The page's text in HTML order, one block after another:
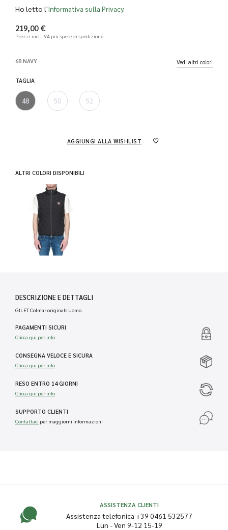
Ho letto l'Informativa sulla Privacy.
219,00 €
Prezzi incl. IVA più spese di spedizione
68 NAVY Vedi altri colori
TAGLIA
48 50 52
AGGIUNGI ALLA WISHLIST
ALTRI COLORI DISPONIBILI
DESCRIZIONE E DETTAGLI
GILET Colmar originals Uomo
PAGAMENTI SICURI
Clicca qui per info
CONSEGNA VELOCE E SICURA
Clicca qui per info
RESO ENTRO 14 GIORNI
Clicca qui per info
SUPPORTO CLIENTI
Contattaci per maggiorni informazioni
ASSISTENZA CLIENTI
Assistenza telefonica +39 0461 532577
Lun - Ven 9-12 15-19